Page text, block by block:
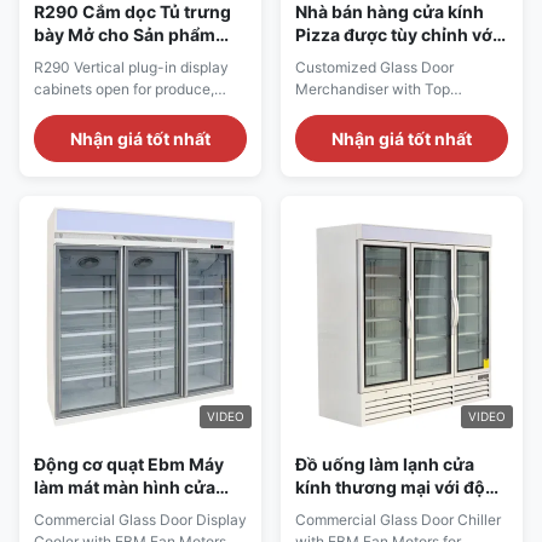
R290 Cắm dọc Tủ trưng
bày Mở cho Sản phẩm
Sữa
R290 Vertical plug-in display
cabinets open for produce,
dairy products, pre-packed
meatsOUR SMART is Vertical
plug-in display cabinets, whch
pre-packed meats, fruits &
vegetables. Suited to all sales
surfaces in small retail areas, ...
Nhận giá tốt nhất
Nhà bán hàng cửa kính
Pizza được tùy chỉnh với
bộ phận ngưng tụ được
gắn trên cùng
Customized Glass Door
Merchandiser with Top
Mounted Condensing Unit for
Pizza Main Features: ⇒ Fan
cooling, bringing no frost to the
Refrigerant, which is
environmentally friendly ⇒
Self-contained Secop
compressor, plug in for use ⇒
Nhận giá tốt nhất
VIDEO
Động cơ quạt Ebm Máy
làm mát màn hình cửa
kính R290 cho đồ uống
Commercial Glass Door Display
VIDEO
Đồ uống làm lạnh cửa
kính thương mại với động
cơ quạt Ebm
Commercial Glass Door Chiller